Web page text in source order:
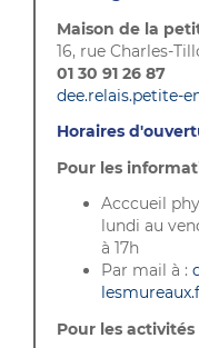
Maison de la
16, rue Charles-
01 30 91 26 87
dee.relais.petite-
Horaires
Pour les
Acccueil
lundi au
à 17h
Par mail à :
Pour les activités